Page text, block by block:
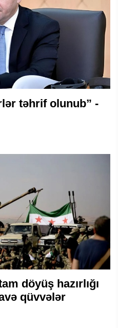
təhrif olunub” -
döyüş hazırlığı
qüvvələr